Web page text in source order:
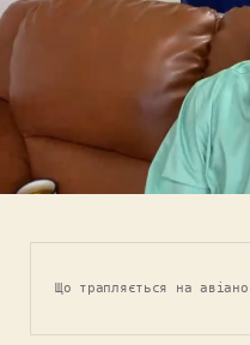
Що трапляється на